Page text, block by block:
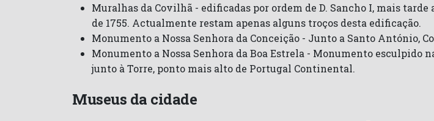
Muralhas da Covilhã - edificadas por ordem de D. Sancho I, mais
de 1755. Actualmente restam apenas alguns troços desta edificação.
Monumento a Nossa Senhora da Conceição - Junto a Santo António,
Monumento a Nossa Senhora da Boa Estrela - Monumento esculpido
junto à Torre, ponto mais alto de Portugal Continental.
Museus da cidade